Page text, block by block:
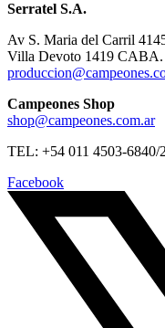
Serratel S.A.
Av S. Maria del Carril
Villa Devoto 1419 CABA.
Campeones Shop
shop@campeones.com.ar
TEL: +54 011 4503-6840/
Facebook